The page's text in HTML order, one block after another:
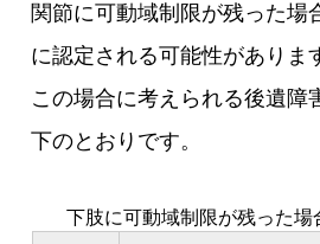
関節に可動域制限が残った場
に認定される可能性がありま
この場合に考えられる後遺障
下のとおりです。
下肢に可動域制限が残った場